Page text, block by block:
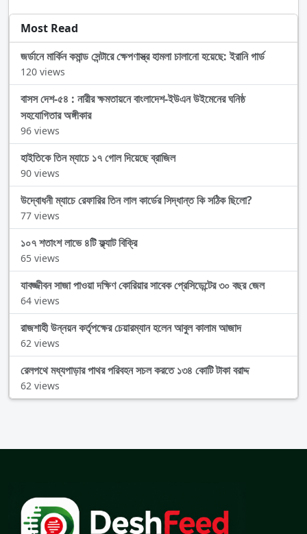
Most Read
জর্ডানে মার্কিন কমান্ড সেন্টারে ক্ষেপণাস্ত্র হামলা চালানো হয়েছে: ইরানি গার্ড
120 views
বাসস দেশ-৫৪ : নারীর ক্ষমতায়নে বাংলাদেশ-ইউএন উইমেনের ঘনিষ্ঠ
সহযোগিতার অঙ্গীকার
96 views
হাইতিকে তিন ম্যাচে ১৭ গোল দিয়েছে ব্রাজিল
90 views
উদ্বোধনী ম্যাচে রেফারির তিন লাল কার্ডের সিদ্ধান্ত কি সঠিক ছিলো?
77 views
১০৭ শতাংশ লাভে ৪টি ফ্ল্যাট বিক্রি
65 views
যাবজ্জীবন সাজা পাওয়া দক্ষিণ কোরিয়ার সাবেক প্রেসিডেন্টের ৩০ বছর জেল
64 views
রাজশাহী উন্নয়ন কর্তৃপক্ষের চেয়ারম্যান হলেন আবুল কালাম আজাদ
62 views
রেলপথে মধ্যপাড়ার পাথর পরিবহন সচল করতে ১৩৪ কোটি টাকা বরাদ্দ
62 views